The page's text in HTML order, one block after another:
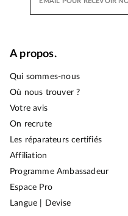
A propos.
Qui sommes-nous
Où nous trouver ?
Votre avis
On recrute
Les réparateurs certifiés
Affiliation
Programme Ambassadeur
Espace Pro
Langue | Devise